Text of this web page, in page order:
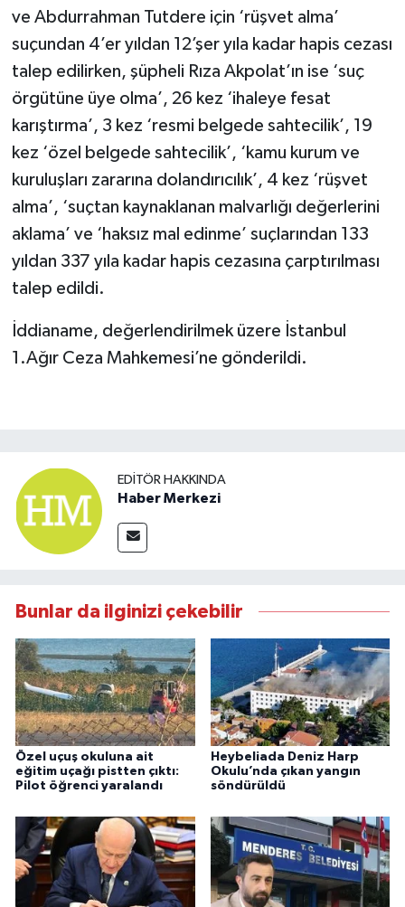
ve Abdurrahman Tutdere için ‘rüşvet alma’
suçundan 4’er yıldan 12’şer yıla kadar hapis cezası
talep edilirken, şüpheli Rıza Akpolat’ın ise ‘suç
örgütüne üye olma’, 26 kez ‘ihaleye fesat
karıştırma’, 3 kez ‘resmi belgede sahtecilik’, 19
kez ‘özel belgede sahtecilik’, ‘kamu kurum ve
kuruluşları zararına dolandırıcılık’, 4 kez ‘rüşvet
alma’, ‘suçtan kaynaklanan malvarlığı değerlerini
aklama’ ve ‘haksız mal edinme’ suçlarından 133
yıldan 337 yıla kadar hapis cezasına çarptırılması
talep edildi.
İddianame, değerlendirilmek üzere İstanbul
1.Ağır Ceza Mahkemesi’ne gönderildi.
EDITÖR HAKKINDA
Haber Merkezi
Bunlar da ilginizi çekebilir
Özel uçuş okuluna ait
eğitim uçağı pistten çıktı:
Pilot öğrenci yaralandı
Heybeliada Deniz Harp
Okulu’nda çıkan yangın
söndürüldü